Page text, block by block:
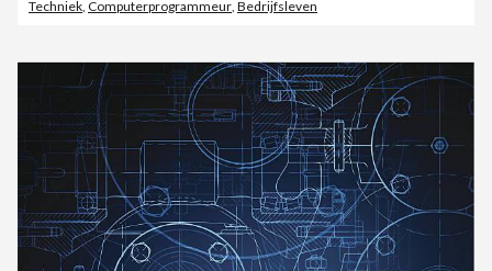
Techniek, Computerprogrammeur, Bedrijfsleven